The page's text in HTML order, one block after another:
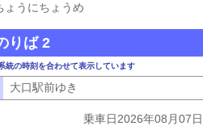
ょうにちょうめ
りば 2
統の時刻を合わせて表示しています
大口駅前ゆき
乗車日2026年08月07日